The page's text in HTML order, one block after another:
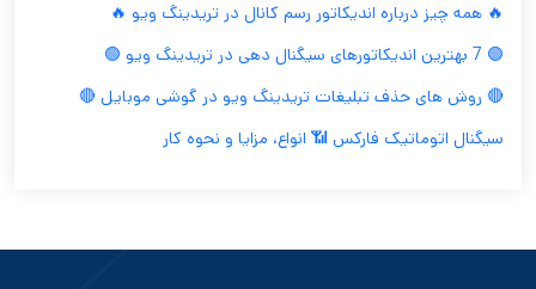
🔥 همه چیز درباره اندیکاتور رسم کانال در تریدینگ ویو 🔥
🟢 7 بهترین اندیکاتورهای سیگنال دهی در تریدینگ ویو 🟢
🔴 روش های حذف تبلیغات تریدینگ ویو در گوشی موبایل 🔴
سیگنال اتوماتیک فارکس 📶 انواع، مزایا و نحوه کار